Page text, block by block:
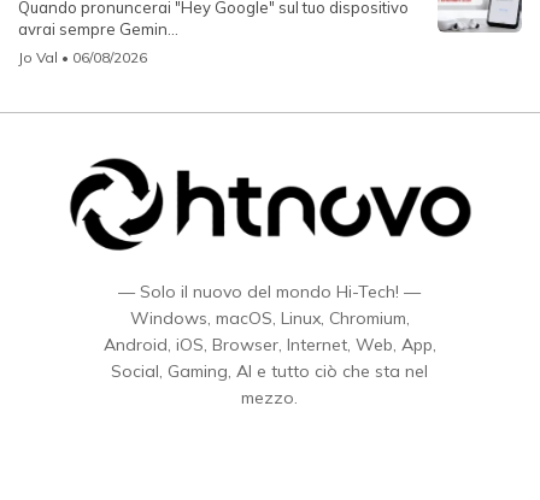
Quando pronuncerai "Hey Google" sul tuo dispositivo
avrai sempre Gemin...
Jo Val • 06/08/2026
— Solo il nuovo del mondo Hi-Tech! —
Windows, macOS, Linux, Chromium,
Android, iOS, Browser, Internet, Web, App,
Social, Gaming, AI e tutto ciò che sta nel
mezzo.